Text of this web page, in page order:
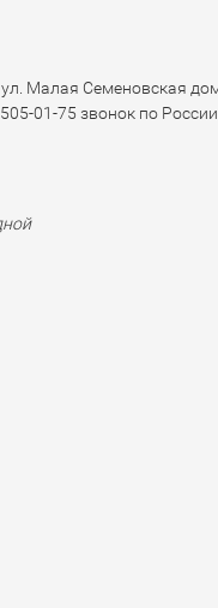
Малая Семеновская
01-75 звонок по России